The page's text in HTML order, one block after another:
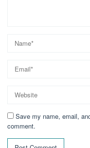
Save my name, email,
comment.